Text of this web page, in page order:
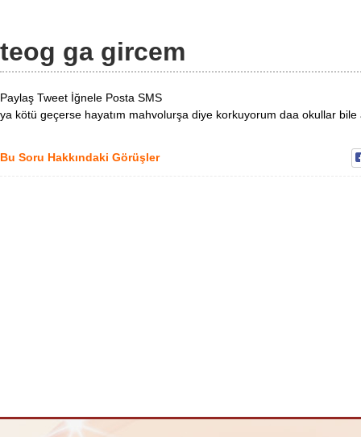
teog ga gircem
Paylaş Tweet İğnele Posta SMS
ya kötü geçerse hayatım mahvolurşa diye korkuyorum daa okullar bile
Bu Soru Hakkındaki Görüşler